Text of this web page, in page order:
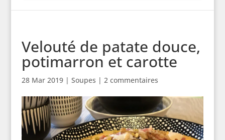
Velouté de patate douce,
potimarron et carotte
28 Mar 2019| Soupes | 2 commentaires